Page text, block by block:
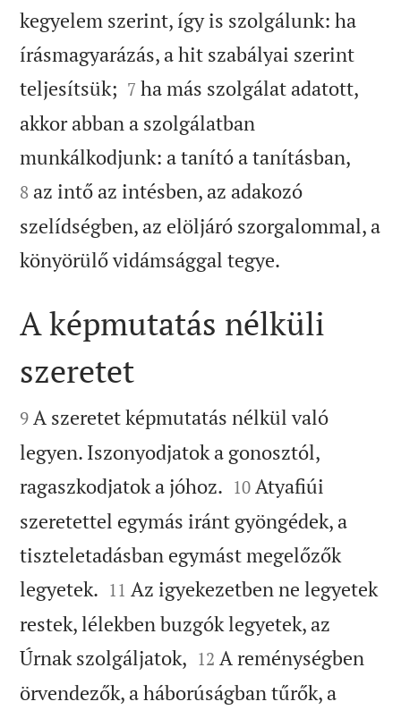
kegyelem szerint, így is szolgálunk: ha
írásmagyarázás, a hit szabályai szerint
teljesítsük; 

7 ha más szolgálat adatott,
akkor abban a szolgálatban
munkálkodjunk: a tanító a tanításban,
8 az intő az intésben, az adakozó
szelídségben, az elöljáró szorgalommal, a
könyörülő vidámsággal tegye.

A képmutatás nélküli
szeretet

9 A szeretet képmutatás nélkül való
legyen. Iszonyodjatok a gonosztól,
ragaszkodjatok a jóhoz. 

10 Atyafiúi
szeretettel egymás iránt gyöngédek, a
tiszteletadásban egymást megelőzők
legyetek. 

11 Az igyekezetben ne legyetek
restek, lélekben buzgók legyetek, az
Úrnak szolgáljatok, 

12 A reménységben
örvendezők, a háborúságban tűrők, a